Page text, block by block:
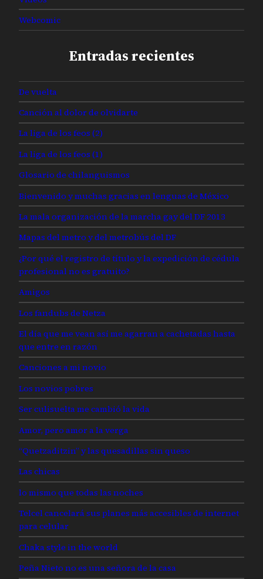
Webcomic
Entradas recientes
De vuelta
Canción al dolor de olvidarte
La liga de los feos (2)
La liga de los feos (1)
Glosario de chilanguismos
Bienvenido y muchas gracias en lenguas de México
La mala organización de la marcha gay del DF 2013
Mapas del metro y del metrobús del DF
¿Por qué el registro de título y la expedición de cédula
profesional no es gratuito?
Amigos
Los fandubs de Netza
El día que me vean así me agarran a cachetadas hasta
que entre en razón
Canciones a mi novio
Los novios pobres
Ser culisuelta me cambió la vida
Amor, pero amor a la verga
“Quetzaditzin” y las quesadillas sin queso
Las chicas
lo mismo que todas las noches
Telcel cancelará sus planes más accesibles de internet
para celular
Chaka style in the world
Peña Nieto no es una señora de la casa